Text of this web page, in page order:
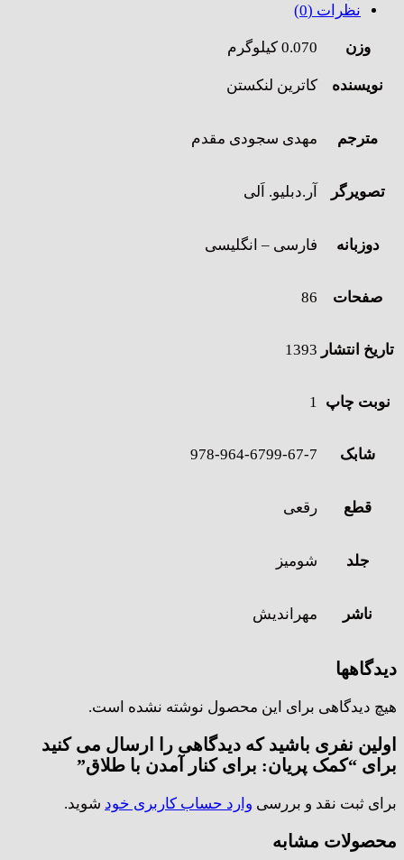
نظرات (0)
وزن 0.070 کیلوگرم
نویسنده کاترین لنکستن
مترجم مهدی سجودی مقدم
تصویرگر آر.دبلیو. اَلی
دوزبانه فارسی – انگلیسی
صفحات 86
تاریخ انتشار 1393
نوبت چاپ 1
شابک 978-964-6799-67-7
قطع رقعی
جلد شومیز
ناشر مهراندیش
دیدگاهها
هیچ دیدگاهی برای این محصول نوشته نشده است.
اولین نفری باشید که دیدگاهی را ارسال می کنید
برای “کمک پریان: برای کنار آمدن با طلاق”
برای ثبت نقد و بررسی وارد حساب کاربری خود شوید.
محصولات مشابه